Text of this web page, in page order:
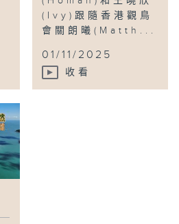
(Ivy)跟隨香港觀鳥
會關朗曦(Matth...
01/11/2025
收看